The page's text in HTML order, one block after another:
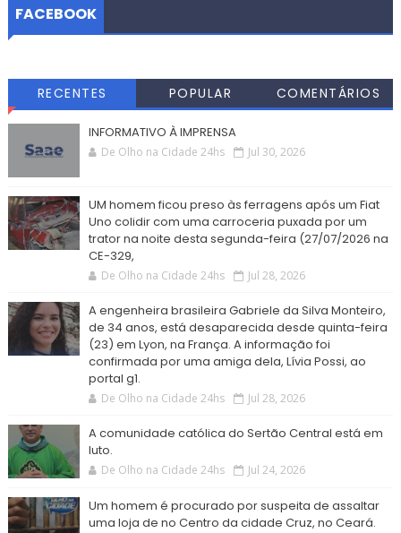
FACEBOOK
RECENTES POPULAR COMENTÁRIOS
INFORMATIVO À IMPRENSA
De Olho na Cidade 24hs Jul 30, 2026
UM homem ficou preso às ferragens após um Fiat
Uno colidir com uma carroceria puxada por um
trator na noite desta segunda-feira (27/07/2026 na
CE-329,
De Olho na Cidade 24hs Jul 28, 2026
A engenheira brasileira Gabriele da Silva Monteiro,
de 34 anos, está desaparecida desde quinta-feira
(23) em Lyon, na França. A informação foi
confirmada por uma amiga dela, Lívia Possi, ao
portal g1.
De Olho na Cidade 24hs Jul 28, 2026
A comunidade católica do Sertão Central está em
luto.
De Olho na Cidade 24hs Jul 24, 2026
Um homem é procurado por suspeita de assaltar
uma loja de no Centro da cidade Cruz, no Ceará.